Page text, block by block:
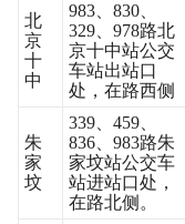
北
京
十
中
983、830、
329、978路北
京十中站公交
车站出站口
处，在路西侧
朱
家
坟
339、459、
836、983路朱
家坟站公交车
站进站口处，
在路北侧。